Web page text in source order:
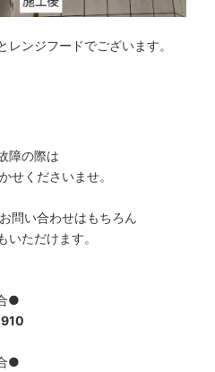
ンジフードでございます。
障の際は
せくださいませ。
問い合わせはもちろん
ただけます。
●
●